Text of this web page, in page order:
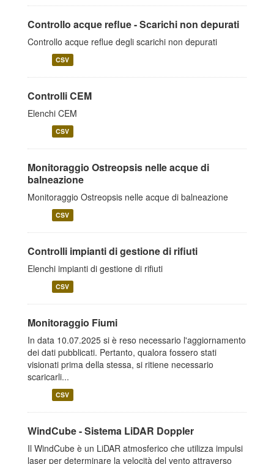
Controllo acque reflue - Scarichi non depurati
Controllo acque reflue degli scarichi non depurati
CSV
Controlli CEM
Elenchi CEM
CSV
Monitoraggio Ostreopsis nelle acque di
balneazione
Monitoraggio Ostreopsis nelle acque di balneazione
CSV
Controlli impianti di gestione di rifiuti
Elenchi impianti di gestione di rifiuti
CSV
Monitoraggio Fiumi
In data 10.07.2025 si è reso necessario l'aggiornamento
dei dati pubblicati. Pertanto, qualora fossero stati
visionati prima della stessa, si ritiene necessario
scaricarli...
CSV
WindCube - Sistema LiDAR Doppler
Il WindCube è un LiDAR atmosferico che utilizza impulsi
laser per determinare la velocità del vento attraverso